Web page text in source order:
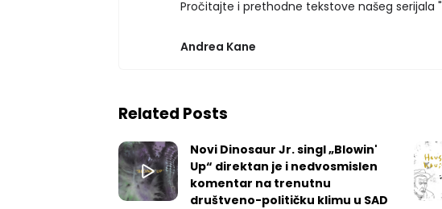
Pročitajte i prethodne tekstove našeg serijala "
Andrea Kane
Related Posts
Novi Dinosaur Jr. singl „Blowin'
Up“ direktan je i nedvosmislen
komentar na trenutnu
društveno-političku klimu u SAD